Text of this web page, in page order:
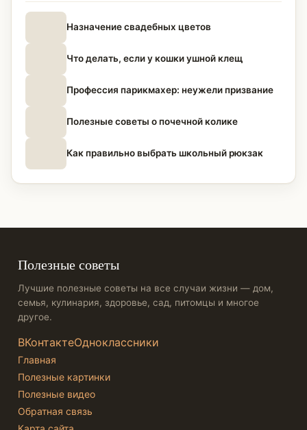
Назначение свадебных цветов
Что делать, если у кошки ушной клещ
Профессия парикмахер: неужели призвание
Полезные советы о почечной колике
Как правильно выбрать школьный рюкзак
Полезные советы
Лучшие полезные советы на все случаи жизни — дом,
семья, кулинария, здоровье, сад, питомцы и многое
другое.
ВКонтактеОдноклассники
Главная
Полезные картинки
Полезные видео
Обратная связь